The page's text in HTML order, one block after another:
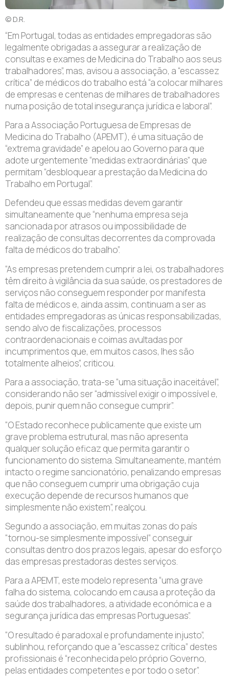
© D.R.
“Em Portugal, todas as entidades empregadoras são
legalmente obrigadas a assegurar a realização de
consultas e exames de Medicina do Trabalho aos seus
trabalhadores”, mas, avisou a associação, a “escassez
crítica” de médicos do trabalho está “a colocar milhares
de empresas e centenas de milhares de trabalhadores
numa posição de total insegurança jurídica e laboral”.
Para a Associação Portuguesa de Empresas de
Medicina do Trabalho (APEMT), é uma situação de
“extrema gravidade” e apelou ao Governo para que
adote urgentemente “medidas extraordinárias” que
permitam “desbloquear a prestação da Medicina do
Trabalho em Portugal”.
Defendeu que essas medidas devem garantir
simultaneamente que “nenhuma empresa seja
sancionada por atrasos ou impossibilidade de
realização de consultas decorrentes da comprovada
falta de médicos do trabalho”.
“As empresas pretendem cumprir a lei, os trabalhadores
têm direito à vigilância da sua saúde, os prestadores de
serviços não conseguem responder por manifesta
falta de médicos e, ainda assim, continuam a ser as
entidades empregadoras as únicas responsabilizadas,
sendo alvo de fiscalizações, processos
contraordenacionais e coimas avultadas por
incumprimentos que, em muitos casos, lhes são
totalmente alheios”, criticou.
Para a associação, trata-se “uma situação inaceitável”,
considerando não ser “admissível exigir o impossível e,
depois, punir quem não consegue cumprir”.
“O Estado reconhece publicamente que existe um
grave problema estrutural, mas não apresenta
qualquer solução eficaz que permita garantir o
funcionamento do sistema. Simultaneamente, mantém
intacto o regime sancionatório, penalizando empresas
que não conseguem cumprir uma obrigação cuja
execução depende de recursos humanos que
simplesmente não existem”, realçou.
Segundo a associação, em muitas zonas do país
“tornou-se simplesmente impossível” conseguir
consultas dentro dos prazos legais, apesar do esforço
das empresas prestadoras destes serviços.
Para a APEMT, este modelo representa “uma grave
falha do sistema, colocando em causa a proteção da
saúde dos trabalhadores, a atividade económica e a
segurança jurídica das empresas Portuguesas”.
“O resultado é paradoxal e profundamente injusto”,
sublinhou, reforçando que a “escassez crítica” destes
profissionais é “reconhecida pelo próprio Governo,
pelas entidades competentes e por todo o setor”.